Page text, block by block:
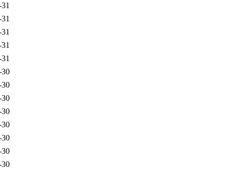
30
30
30
30
30
30
30
30